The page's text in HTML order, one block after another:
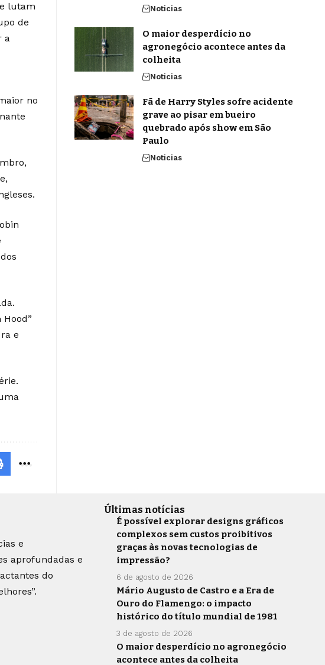
lutam
de
a
no
e
Noticias
O maior desperdício no
agronegócio acontece antes da
colheita
Noticias
Fã de Harry Styles sofre acidente
grave ao pisar em bueiro
quebrado após show em São
Paulo
Noticias
e
aprofundadas e
do
Últimas notícias
É possível explorar designs gráficos
complexos sem custos proibitivos
graças às novas tecnologias de
impressão?
6 de agosto de 2026
Mário Augusto de Castro e a Era de
Ouro do Flamengo: o impacto
histórico do título mundial de 1981
3 de agosto de 2026
O maior desperdício no agronegócio
acontece antes da colheita